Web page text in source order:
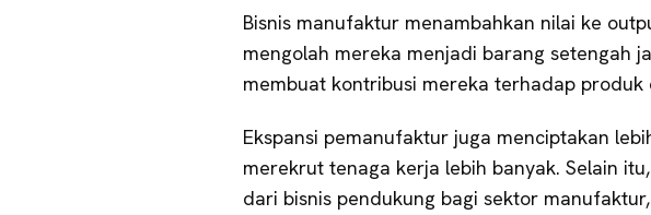
Bisnis manufaktur menambahkan nilai ke
mengolah mereka menjadi barang setengah
membuat kontribusi mereka terhadap
Ekspansi pemanufaktur juga menciptakan
merekrut tenaga kerja lebih banyak. Selain
dari bisnis pendukung bagi sektor